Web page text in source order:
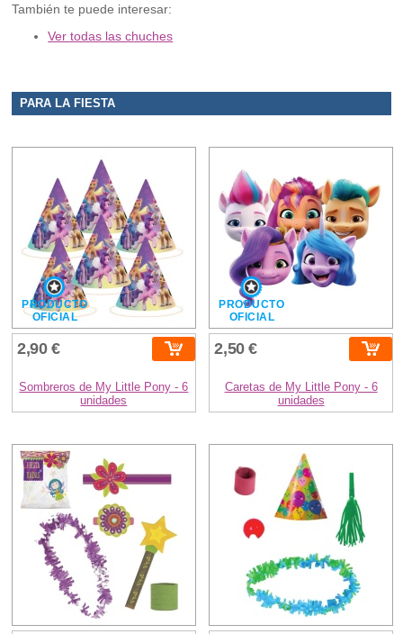
También te puede interesar:
Ver todas las chuches
PARA LA FIESTA
PRODUCTO
OFICIAL
2,90 €
Sombreros de My Little Pony - 6
unidades
PRODUCTO
OFICIAL
2,50 €
Caretas de My Little Pony - 6
unidades